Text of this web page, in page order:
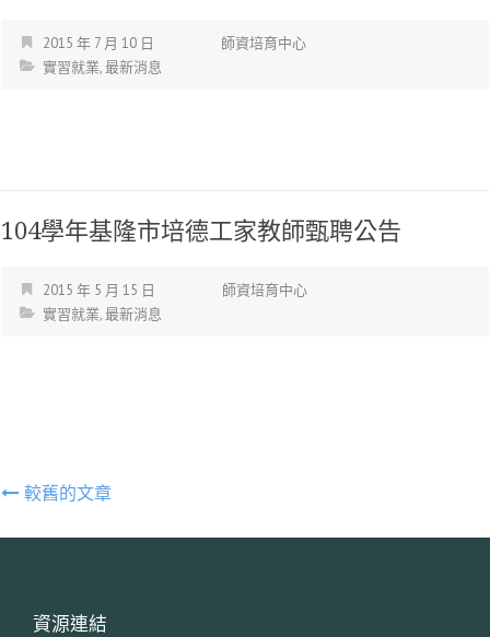
2015 年 7 月 10 日
師資培育中心
實習就業,最新消息
104學年基隆市培德工家教師甄聘公告
2015 年 5 月 15 日
師資培育中心
實習就業,最新消息
文較舊的文章
資源連結